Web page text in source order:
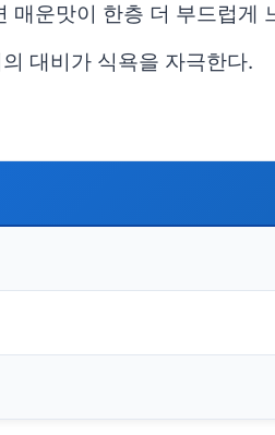
매운맛이 한층 더 부드럽게
대비가 식욕을 자극한다.